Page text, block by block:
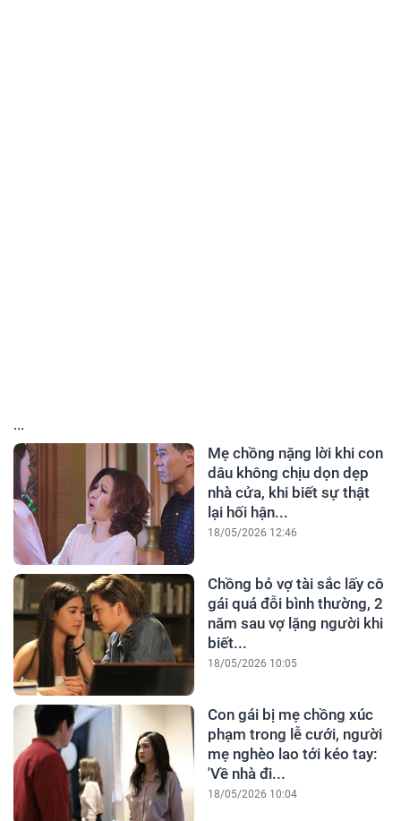
...
Mẹ chồng nặng lời khi con
dâu không chịu dọn dẹp
nhà cửa, khi biết sự thật
lại hối hận...
18/05/2026 12:46
Chồng bỏ vợ tài sắc lấy cô
gái quá đỗi bình thường, 2
năm sau vợ lặng người khi
biết...
18/05/2026 10:05
Con gái bị mẹ chồng xúc
phạm trong lễ cưới, người
mẹ nghèo lao tới kéo tay:
'Về nhà đi...
18/05/2026 10:04